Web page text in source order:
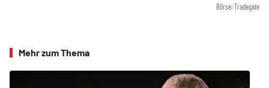
Börse: Tradegate
Mehr zum Thema